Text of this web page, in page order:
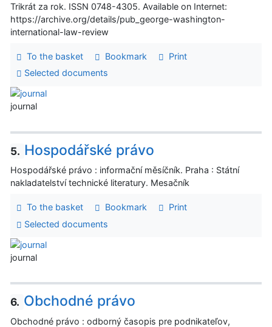
Trikrát za rok. ISSN 0748-4305. Available on Internet:
https://archive.org/details/pub_george-washington-
international-law-review
To the basket Bookmark
Print
Selected documents
journal
5. Hospodářské právo
Hospodářské právo : informační měsíčník. Praha : Státní
nakladatelství technické literatury. Mesačník
To the basket Bookmark
Print
Selected documents
journal
6. Obchodné právo
Obchodné právo : odborný časopis pre podnikateľov,